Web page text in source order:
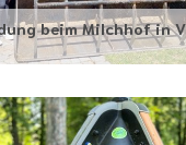
beim Milchhof in